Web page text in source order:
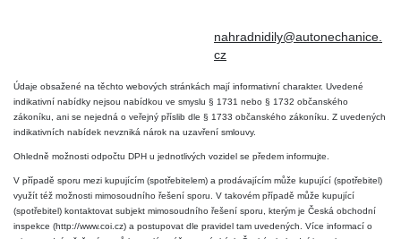
nahradnidily@autonechanice.
cz
Údaje obsažené na těchto webových stránkách mají informativní charakter. Uvedené
indikativní nabídky nejsou nabídkou ve smyslu § 1731 nebo § 1732 občanského
zákoníku, ani se nejedná o veřejný příslib dle § 1733 občanského zákoníku. Z uvedených
indikativních nabídek nevzniká nárok na uzavření smlouvy.
Ohledně možnosti odpočtu DPH u jednotlivých vozidel se předem informujte.
V případě sporu mezi kupujícím (spotřebitelem) a prodávajícím může kupující (spotřebitel)
využít též možnosti mimosoudního řešení sporu. V takovém případě může kupující
(spotřebitel) kontaktovat subjekt mimosoudního řešení sporu, kterým je Česká obchodní
inspekce (http://www.coi.cz) a postupovat dle pravidel tam uvedených. Více informací o